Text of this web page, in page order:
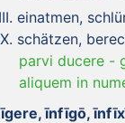
einatmen,
schätzen,
parvi ducere -
aliquem in
īnfīgō,